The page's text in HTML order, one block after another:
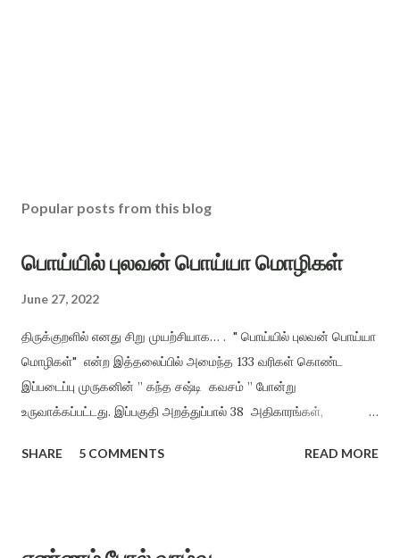
Popular posts from this blog
பொய்யில் புலவன் பொய்யா மொழிகள்
June 27, 2022
திருக்குறளில் எனது சிறு முயற்சியாக… . " பொய்யில் புலவன் பொய்யா
மொழிகள்" என்ற இத்தலைப்பில் அமைந்த 133 வரிகள் கொண்ட
இப்படைப்பு முருகனின் ” கந்த சஷ்டி கவசம் ” போன்று
உருவாக்கப்பட்டது. இப்பகுதி அறத்துப்பால் 38 அதிகாரங்கள்,
விளங்க வைத்தல் என்ற முறையில், திருக்குறளின் சாராக அமைத்து
SHARE 5 COMMENTS READ MORE